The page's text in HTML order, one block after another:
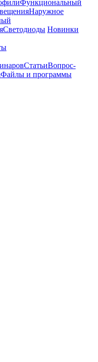
Функциональный
Наружное
Светодиоды Новинки
СтатьиВопрос-
Файлы и программы